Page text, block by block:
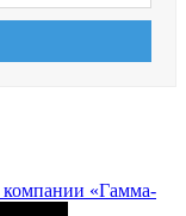
компании «Гамма-